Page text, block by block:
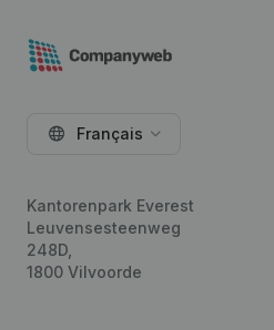
Français
Kantorenpark Everest
Leuvensesteenweg
248D,
1800 Vilvoorde